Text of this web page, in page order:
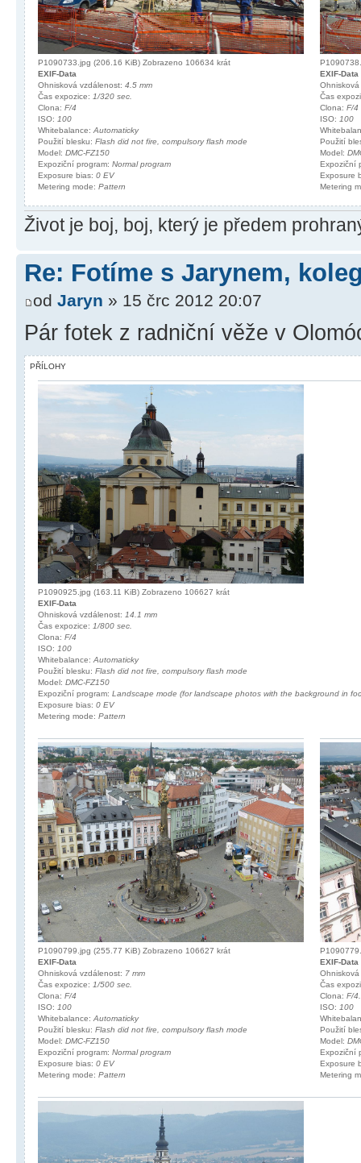
P1090733.jpg (206.16 KiB) Zobrazeno 106634 krát
EXIF-Data
Ohnisková vzdálenost: 4.5 mm
Čas expozice: 1/320 sec.
Clona: F/4
ISO: 100
Whitebalance:Automaticky
Použití blesku: Flash did not fire, compulsory flash mode
Model: DMC-FZ150
Expoziční program: Normal program
Exposure bias: 0 EV
Metering mode: Pattern
EXIF-Data
Čas
Clona: F/4
ISO: 100
Použití
Model:
Expoziční
Exposure
Metering
Život je boj, boj, který je předem
Re: Fotíme s Jarynem,
od Jaryn » 15 črc 2012 20:07
Pár fotek z radniční věže v
PŘÍLOHY
P1090925.jpg (163.11 KiB) Zobrazeno 106627 krát
EXIF-Data
Ohnisková vzdálenost: 14.1 mm
Čas expozice: 1/800 sec.
Clona: F/4
ISO: 100
Whitebalance:Automaticky
Použití blesku: Flash did not fire, compulsory flash mode
Model: DMC-FZ150
Expoziční program: Landscape mode (for landscape photos with the background in
Exposure bias: 0 EV
Metering mode: Pattern
P1090799.jpg (255.77 KiB) Zobrazeno 106627 krát
EXIF-Data
Ohnisková vzdálenost: 7 mm
Čas expozice: 1/500 sec.
Clona: F/4
ISO: 100
Whitebalance: Automaticky
Použití blesku: Flash did not fire, compulsory flash mode
Model: DMC-FZ150
Expoziční program: Normal program
Exposure bias: 0 EV
Metering mode: Pattern
EXIF-Data
Čas
Clona: F/
ISO: 100
Použití
Model:
Expoziční
Exposure
Metering